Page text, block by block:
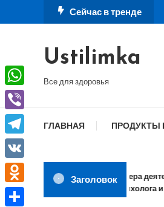
к
Сейчас в тренде
Ustilimka
Все для здоровья
ГЛАВНАЯ ПРОДУКТЫ
ЗаголовокСфера
психолога и
WhatsApp
Viber
Telegram
VK
Odnoklassniki